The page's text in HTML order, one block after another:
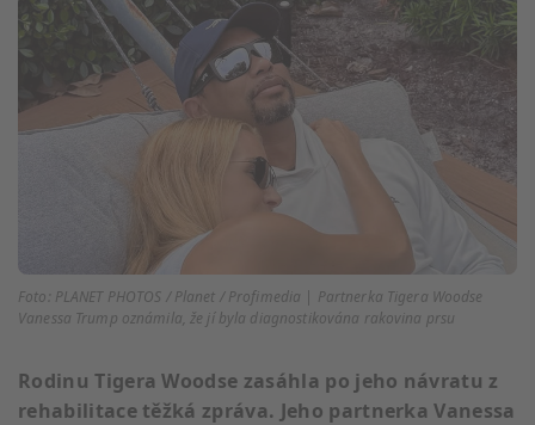
Foto: PLANET PHOTOS / Planet / Profimedia | Partnerka Tigera Woodse
Vanessa Trump oznámila, že jí byla diagnostikována rakovina prsu
Rodinu Tigera Woodse zasáhla po jeho návratu z
rehabilitace těžká zpráva. Jeho partnerka Vanessa